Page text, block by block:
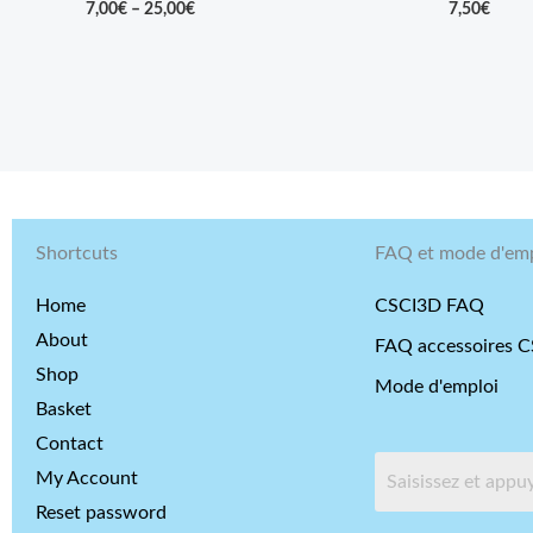
7,00€ – 25,00€ 7,50€
Shortcuts
Home
About
Shop
Basket
Contact
My Account
Reset password
FAQ et mode
CSCI3D FAQ
FAQ accessoires
Mode d'emploi